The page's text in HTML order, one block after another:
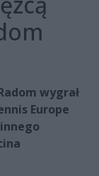
wygrał
Europe